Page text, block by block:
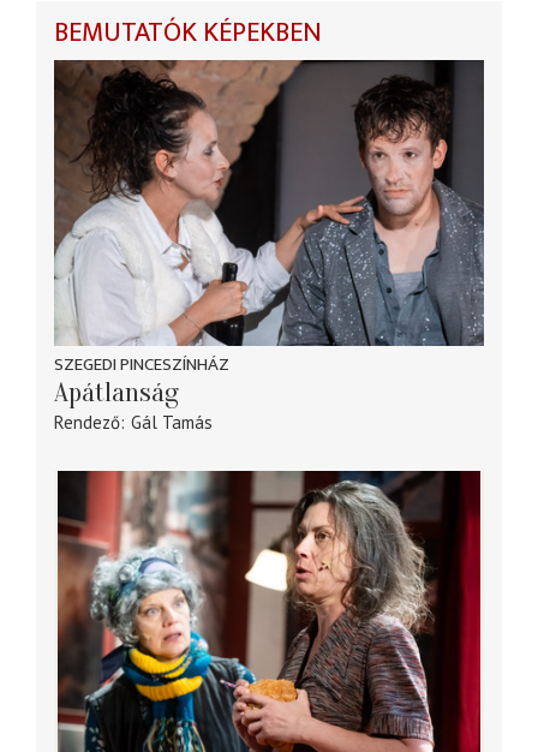
BEMUTATÓK KÉPEKBEN
SZEGEDI PINCESZÍNHÁZ
Apátlanság
Rendező Gál Tamás